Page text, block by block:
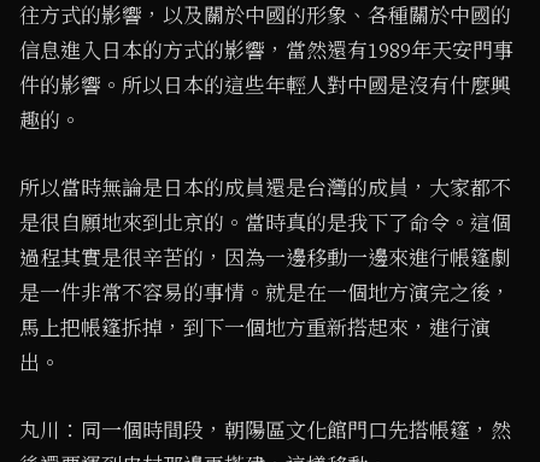
往方式的影響，以及關於中國的形象、各種關於中國的
信息進入日本的方式的影響，當然還有1989年天安門事
件的影響。所以日本的這些年輕人對中國是沒有什麼興
趣的。
所以當時無論是日本的成員還是台灣的成員，大家都不
是很自願地來到北京的。當時真的是我下了命令。這個
過程其實是很辛苦的，因為一邊移動一邊來進行帳篷劇
是一件非常不容易的事情。就是在一個地方演完之後，
馬上把帳篷拆掉，到下一個地方重新搭起來，進行演
出。
丸川：同一個時間段，朝陽區文化館門口先搭帳篷，然